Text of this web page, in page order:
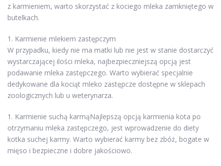
z karmieniem, warto skorzystać z kociego mleka zamkniętego w
butelkach.
1. Karmienie mlekiem zastępczym
W przypadku, kiedy nie ma matki lub nie jest w stanie dostarczyć
wystarczającej ilości mleka, najbezpieczniejszą opcją jest
podawanie mleka zastępczego. Warto wybierać specjalnie
dedykowane dla kociąt mleko zastępcze dostępne w sklepach
zoologicznych lub u weterynarza.
1. Karmienie suchą karmąNajlepszą opcją karmienia kota po
otrzymaniu mleka zastępczego, jest wprowadzenie do diety
kotka suchej karmy. Warto wybierać karmy bez zbóż, bogate w
mięso i bezpieczne i dobre jakościowo.